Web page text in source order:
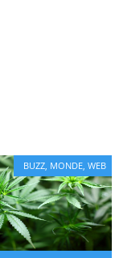
BUZZ MONDE ,WEB